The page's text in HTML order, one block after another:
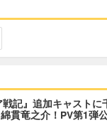
記』追加キャストに
貫竜之介！PV第1弾